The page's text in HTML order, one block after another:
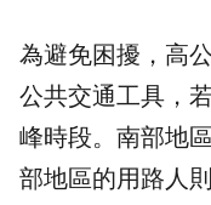
為避免困擾，高
公共交通工具，
峰時段。南部地
部地區的用路人